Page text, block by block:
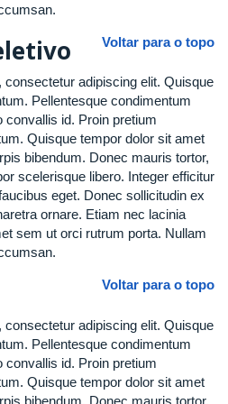
Voltar para o topo
adipiscing elit. Quisque
Pellentesque condimentum
convallis id. Proin pretium
Quisque tempor dolor sit amet
bibendum. Donec mauris tortor,
scelerisque libero. Integer efficitur
eget. Donec sollicitudin ex
ornare. Etiam nec lacinia
sem ut orci rutrum porta. Nullam
Voltar para o topo
adipiscing elit. Quisque
Pellentesque condimentum
convallis id. Proin pretium
Quisque tempor dolor sit amet
bibendum. Donec mauris tortor,